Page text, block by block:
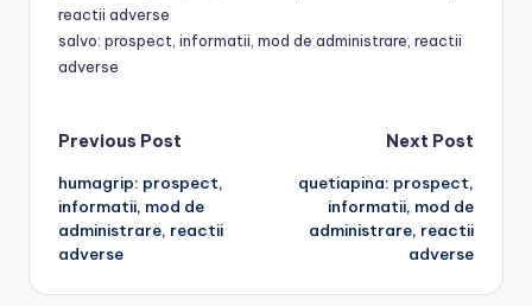
reactii adverse
salvo: prospect, informatii, mod de administrare, reactii
adverse
Post
navigation
Previous Post
humagrip: prospect,
informatii, mod de
administrare, reactii
adverse
Next Post
quetiapina: prospect,
informatii, mod de
administrare, reactii
adverse